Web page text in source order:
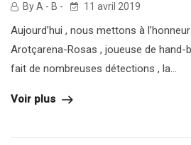
By A - B - 11 avril 2019
Aujourd’hui , nous mettons à
Arotçarena-Rosas , joueuse de hand-
fait de nombreuses détections , la...
Voir plus